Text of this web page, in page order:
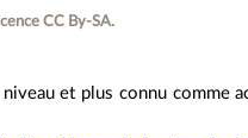
CC By‑SA.
et plus connu comme